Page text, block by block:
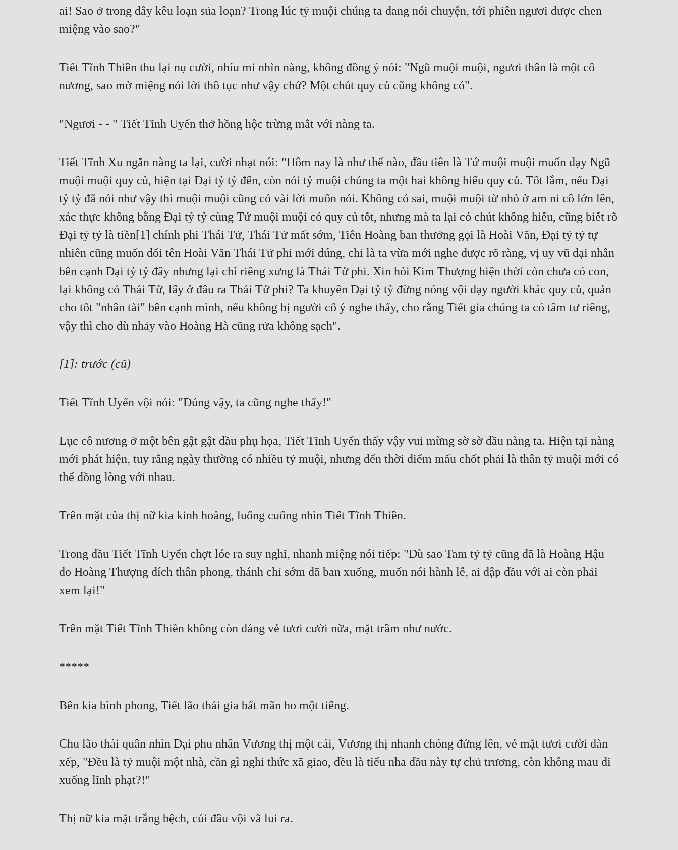
ai! Sao ở trong đây kêu loạn sủa loạn? Trong lúc tỷ muội chúng ta đang nói chuyện, tới phiên ngươi được chen
miệng vào sao?"
Tiết Tĩnh Thiền thu lại nụ cười, nhíu mi nhìn nàng, không đồng ý nói: "Ngũ muội muội, ngươi thân là một cô
nương, sao mở miệng nói lời thô tục như vậy chứ? Một chút quy củ cũng không có".
"Ngươi - - " Tiết Tĩnh Uyển thở hồng hộc trừng mắt với nàng ta.
Tiết Tĩnh Xu ngăn nàng ta lại, cười nhạt nói: "Hôm nay là như thế nào, đầu tiên là Tứ muội muội muốn dạy Ngũ
muội muội quy củ, hiện tại Đại tỷ tỷ đến, còn nói tỷ muội chúng ta một hai không hiểu quy củ. Tốt lắm, nếu Đại
tỷ tỷ đã nói như vậy thì muội muội cũng có vài lời muốn nói. Không có sai, muội muội từ nhỏ ở am ni cô lớn lên,
xác thực không bằng Đại tỷ tỷ cùng Tứ muội muội có quy củ tốt, nhưng mà ta lại có chút không hiểu, cũng biết rõ
Đại tỷ tỷ là tiền[1] chính phi Thái Tử, Thái Tử mất sớm, Tiên Hoàng ban thưởng gọi là Hoài Văn, Đại tỷ tỷ tự
nhiên cũng muốn đổi tên Hoài Văn Thái Tử phi mới đúng, chỉ là ta vừa mới nghe được rõ ràng, vị uy vũ đại nhân
bên cạnh Đại tỷ tỷ đây nhưng lại chỉ riêng xưng là Thái Tử phi. Xin hỏi Kim Thượng hiện thời còn chưa có con,
lại không có Thái Tử, lấy ở đâu ra Thái Tử phi? Ta khuyên Đại tỷ tỷ đừng nóng vội dạy người khác quy củ, quản
cho tốt "nhân tài" bên cạnh mình, nếu không bị người cố ý nghe thấy, cho rằng Tiết gia chúng ta có tâm tư riêng,
vậy thì cho dù nhảy vào Hoàng Hà cũng rửa không sạch".
[1]: trước (cũ)
Tiết Tĩnh Uyển vội nói: "Đúng vậy, ta cũng nghe thấy!"
Lục cô nương ở một bên gật gật đầu phụ họa, Tiết Tĩnh Uyển thấy vậy vui mừng sờ sờ đầu nàng ta. Hiện tại nàng
mới phát hiện, tuy rằng ngày thường có nhiều tỷ muội, nhưng đến thời điểm mấu chốt phải là thân tỷ muội mới có
thể đồng lòng với nhau.
Trên mặt của thị nữ kia kinh hoảng, luống cuống nhìn Tiết Tĩnh Thiền.
Trong đầu Tiết Tĩnh Uyển chợt lóe ra suy nghĩ, nhanh miệng nói tiếp: "Dù sao Tam tỷ tỷ cũng đã là Hoàng Hậu
do Hoàng Thượng đích thân phong, thánh chỉ sớm đã ban xuống, muốn nói hành lễ, ai dập đầu với ai còn phải
xem lại!"
Trên mặt Tiết Tĩnh Thiền không còn dáng vẻ tươi cười nữa, mặt trầm như nước.
*****
Bên kia bình phong, Tiết lão thái gia bất mãn ho một tiếng.
Chu lão thái quân nhìn Đại phu nhân Vương thị một cái, Vương thị nhanh chóng đứng lên, vẻ mặt tươi cười dàn
xếp, "Đều là tỷ muội một nhà, cần gì nghi thức xã giao, đều là tiểu nha đầu này tự chủ trương, còn không mau đi
xuống lĩnh phạt?!"
Thị nữ kia mặt trắng bệch, cúi đầu vội vã lui ra.